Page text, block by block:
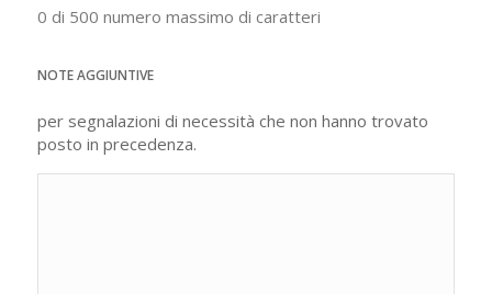
0 di 500 numero massimo di caratteri
NOTE AGGIUNTIVE
per segnalazioni di necessità che non hanno trovato
posto in precedenza.